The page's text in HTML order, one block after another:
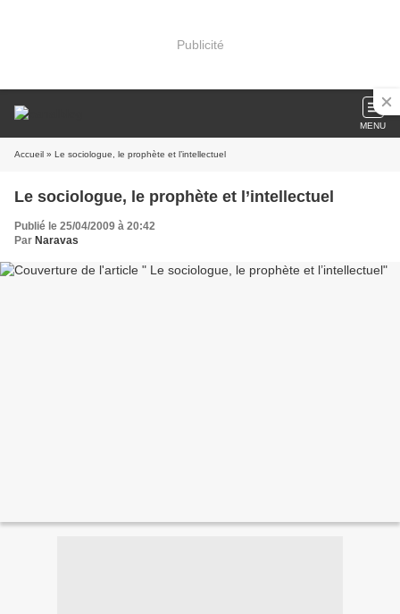
Publicité
MENU
Accueil » Le sociologue, le prophète et l’intellectuel
Le sociologue, le prophète et l’intellectuel
Publié le 25/04/2009 à 20:42
Par Naravas